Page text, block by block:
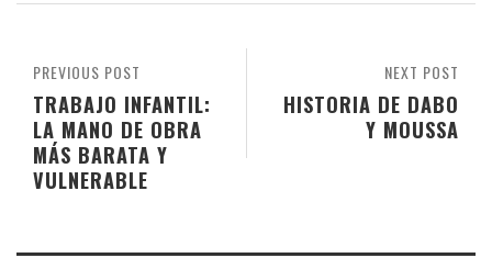
NEXT POST
HISTORIA DE DABO
Y MOUSSA
PREVIOUS POST
TRABAJO INFANTIL:
LA MANO DE OBRA
MÁS BARATA Y
VULNERABLE